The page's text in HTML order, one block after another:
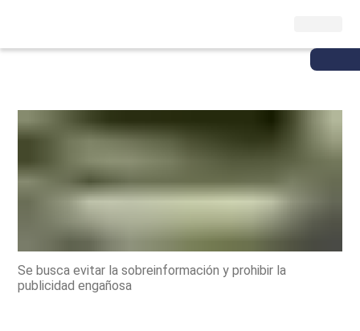
Se busca evitar la sobreinformación y prohibir la
publicidad engañosa